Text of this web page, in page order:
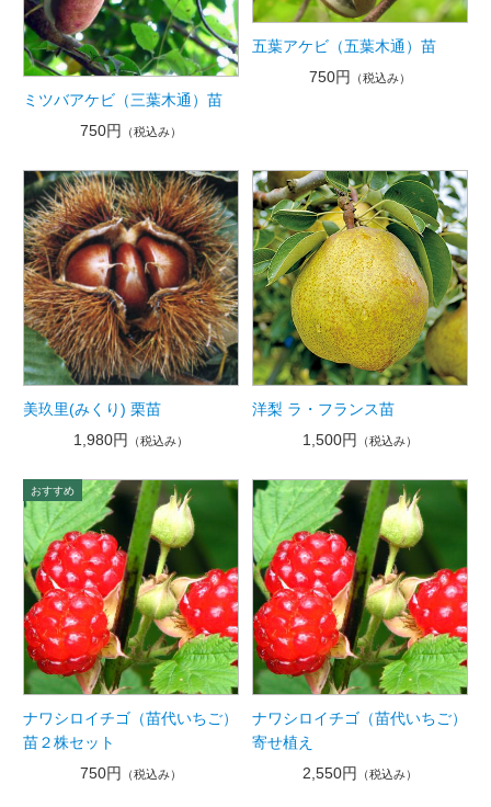
ミツバアケビ（三葉木通）苗
750円 （税込み）
五葉アケビ（五葉木通）苗
750円
（税込み）
美玖里(みくり) 栗苗
1,980円
（税込み）
洋梨 ラ・フランス苗
1,500円
（税込み）
ナワシロイチゴ（苗代いちご）
苗２株セット
750円
（税込み）
ナワシロイチゴ（苗代いちご）
寄せ植え
2,550円
（税込み）